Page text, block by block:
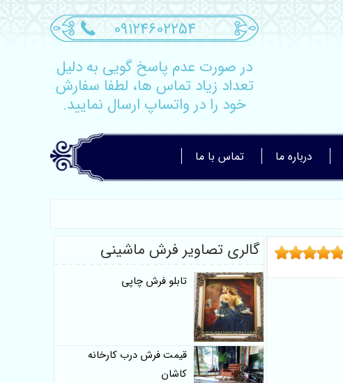
09124602254
در صورت عدم پاسخ گویی به دلیل
تعداد زیاد تماس ها، لطفا سفارش
خود را در واتساپ ارسال نمایید.
درباره ما تماس با ما
گالری تصاویر فرش ماشینی
تابلو فرش چاپی
قیمت فرش درب کارخانه
کاشان